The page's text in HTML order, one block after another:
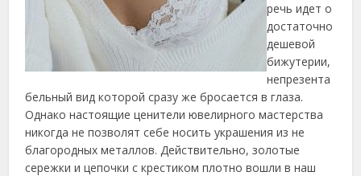
речь идет о
достаточно
дешевой
бижутерии,
непрезента
бельный вид которой сразу же бросается в глаза.
Однако настоящие ценители ювелирного мастерства
никогда не позволят себе носить украшения из не
благородных металлов. Действительно, золотые
сережки и цепочки с крестиком плотно вошли в наш